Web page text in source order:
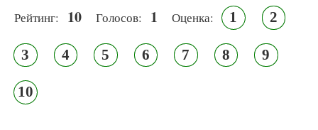
Рейтинг: 10 Голосов: 1 Оценка: 1 2
3 4 5 6 7 8 9
10